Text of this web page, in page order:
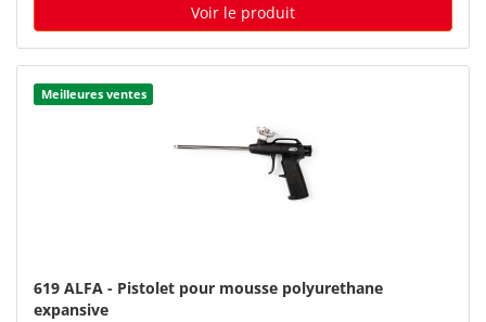
Voir le produit
Meilleures ventes
619 ALFA - Pistolet pour mousse polyurethane
expansive